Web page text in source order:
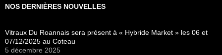
NOS DERNIÈRES NOUVELLES
Vitraux Du Roannais sera présent à « Hybride Market » les 06 et
07/12/2025 au Coteau
5 décembre 2025